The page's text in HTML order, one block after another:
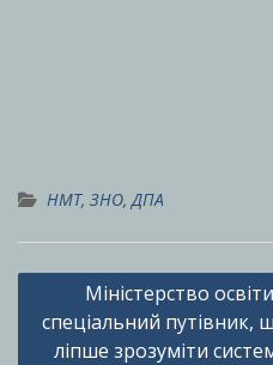
НМТ, ЗНО, ДПА
Навігація
записів
Міністерство
спеціальний
ліпше зрозуміти